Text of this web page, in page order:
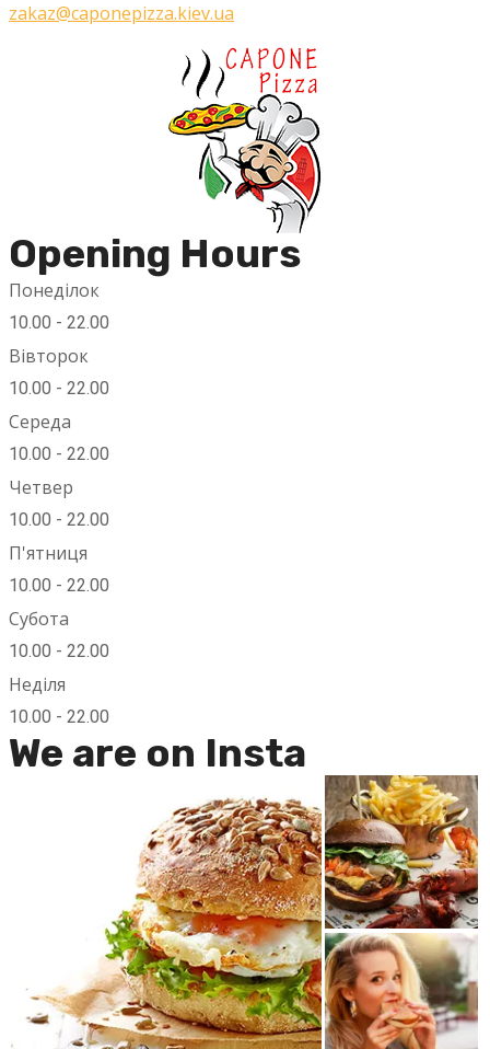
zakaz@caponepizza.kiev.ua
Opening Hours
Понеділок
10.00 - 22.00
Вівторок
10.00 - 22.00
Середа
10.00 - 22.00
Четвер
10.00 - 22.00
П'ятниця
10.00 - 22.00
Субота
10.00 - 22.00
Неділя
10.00 - 22.00
We are on Insta